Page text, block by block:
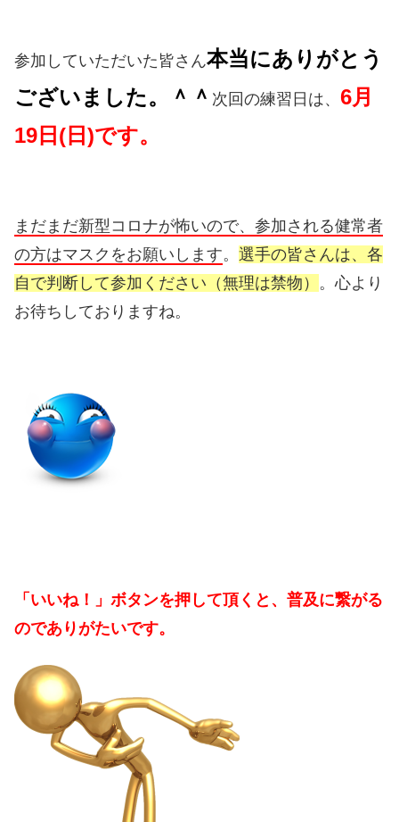
参加していただいた皆さん本当にありがとう
ございました。＾＾ 次回の練習日は、 6月
19日(日)です。
まだまだ新型コロナが怖いので、参加される健常者
の方はマスクをお願いします。 選手の皆さんは、各
自で判断して参加ください（無理は禁物） 。心より
お待ちしておりますね。
「いいね！」ボタンを押して頂くと、普及に繋がる
のでありがたいです。